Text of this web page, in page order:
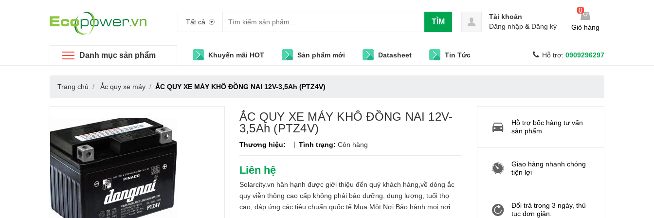
Tất cả TÌM
0
Giỏ hàng
Tài khoản
Đăng nhập & Đăng ký
Danh mục sản phẩm Khuyến mãi HOT Sản phẩm mới Datasheet Tin Tức Hỗ trợ: 0909296297
Trang chủ Ắc quy xe máy ẮC QUY XE MÁY KHÔ ĐỒNG NAI 12V-3,5Ah (PTZ4V)
ẮC QUY XE MÁY KHÔ ĐỒNG NAI 12V-
3,5Ah (PTZ4V)
Thương hiệu: | Tình trạng: Còn hàng
Liên hệ
Solarcity.vn hân hạnh được giới thiệu đến quý khách hàng,về dòng ắc
quy viễn thông cao cấp không phải bảo dưỡng. dung lượng, tuổi thọ
cao, đáp ứng các tiêu chuẩn quốc tế.Mua Một Nơi Bảo hành mọi nơi
Hỗ trợ bốc hàng tư vấn
sản phẩm
Giao hàng nhanh chóng
tiện lợi
Đổi trả trong 3 ngày, thủ
tục đơn giản.